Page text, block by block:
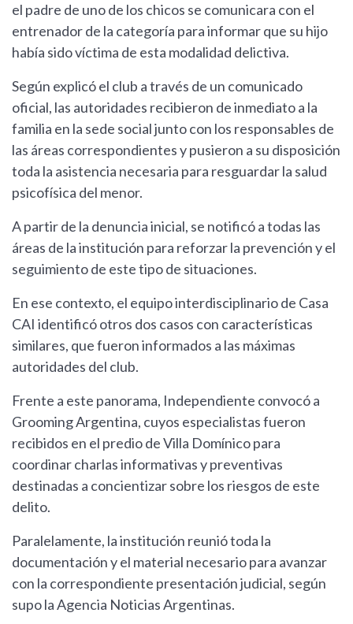
el padre de uno de los chicos se comunicara con el
entrenador de la categoría para informar que su hijo
había sido víctima de esta modalidad delictiva.
Según explicó el club a través de un comunicado
oficial, las autoridades recibieron de inmediato a la
familia en la sede social junto con los responsables de
las áreas correspondientes y pusieron a su disposición
toda la asistencia necesaria para resguardar la salud
psicofísica del menor.
A partir de la denuncia inicial, se notificó a todas las
áreas de la institución para reforzar la prevención y el
seguimiento de este tipo de situaciones.
En ese contexto, el equipo interdisciplinario de Casa
CAI identificó otros dos casos con características
similares, que fueron informados a las máximas
autoridades del club.
Frente a este panorama, Independiente convocó a
Grooming Argentina, cuyos especialistas fueron
recibidos en el predio de Villa Domínico para
coordinar charlas informativas y preventivas
destinadas a concientizar sobre los riesgos de este
delito.
Paralelamente, la institución reunió toda la
documentación y el material necesario para avanzar
con la correspondiente presentación judicial, según
supo la Agencia Noticias Argentinas.